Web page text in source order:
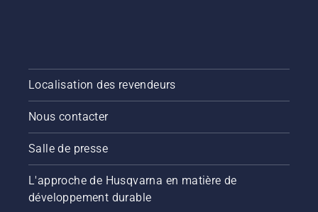
Localisation des revendeurs
Nous contacter
Salle de presse
L'approche de Husqvarna en matière de
développement durable